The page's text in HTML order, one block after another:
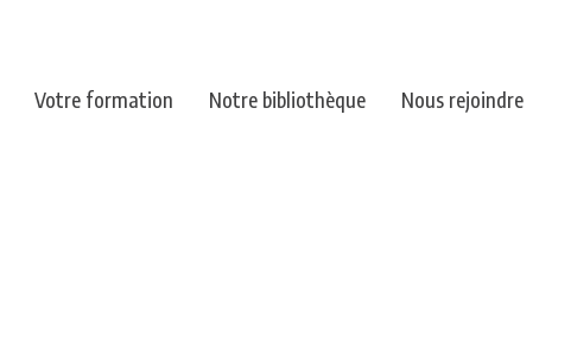
Votre formation Notre bibliothèque Nous rejoindre